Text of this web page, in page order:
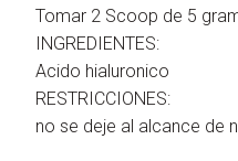
Tomar 2 Scoop de 5
INGREDIENTES:
Acido hialuronico
RESTRICCIONES:
no se deje al alcance de